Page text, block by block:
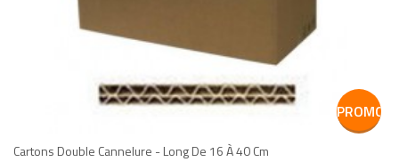
PROMO
Cartons Double Cannelure - Long De 16 À 40 Cm
add